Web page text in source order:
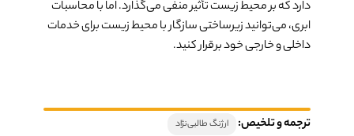
دارد که بر محیط زیست تأثیر منفی می‌گذارد. اما با محاسبات
ابری، می‌توانید زیرساختی سازگار با محیط زیست برای خدمات
داخلی و خارجی خود برقرار کنید.
ترجمه و تلخیص: ارژنگ طالبی‌نژاد